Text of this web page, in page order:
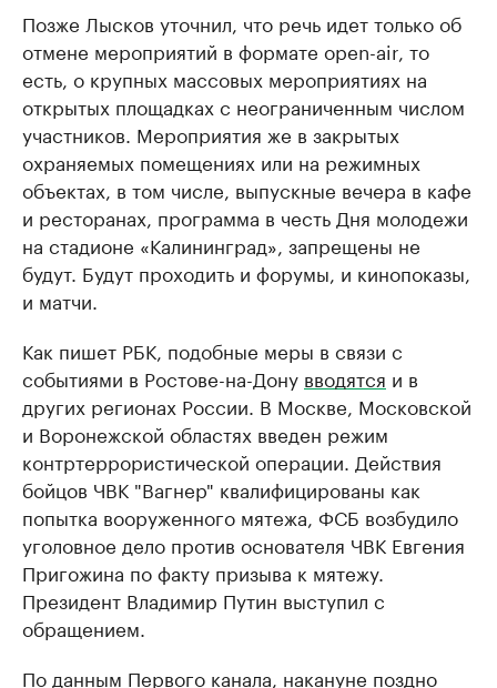
Позже Лысков уточнил, что речь идет только об
отмене мероприятий в формате open-air, то
есть, о крупных массовых мероприятиях на
открытых площадках с неограниченным числом
участников. Мероприятия же в закрытых
охраняемых помещениях или на режимных
объектах, в том числе, выпускные вечера в кафе
и ресторанах, программа в честь Дня молодежи
на стадионе «Калининград», запрещены не
будут. Будут проходить и форумы, и кинопоказы,
и матчи.
Как пишет РБК, подобные меры в связи с
событиями в Ростове-на-Дону вводятся и в
других регионах России. В Москве, Московской
и Воронежской областях введен режим
контртеррористической операции. Действия
бойцов ЧВК "Вагнер" квалифицированы как
попытка вооруженного мятежа, ФСБ возбудило
уголовное дело против основателя ЧВК Евгения
Пригожина по факту призыва к мятежу.
Президент Владимир Путин выступил с
обращением.
По данным Первого канала, накануне поздно